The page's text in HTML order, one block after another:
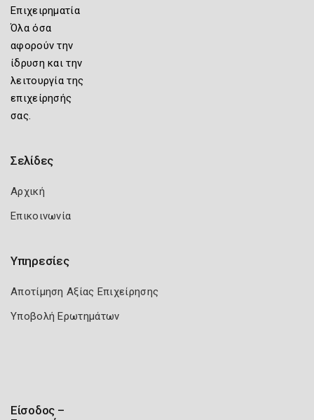
Επιχειρηματία
Όλα όσα
αφορούν την
ίδρυση και την
λειτουργία της
επιχείρησής
σας.
Σελίδες
Αρχική
Επικοινωνία
Υπηρεσίες
Αποτίμηση Αξίας Επιχείρησης
Υποβολή Ερωτημάτων
Είσοδος –